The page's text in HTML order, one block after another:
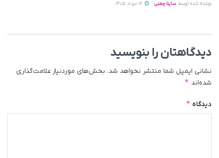
نوشته شده توسط ساینا چمنی
دیدگاهتان را بنویسید
نشانی ایمیل شما منتشر نخواهد شد. بخش‌های موردنیاز علامت‌گذاری
شده‌اند *
دیدگاه *